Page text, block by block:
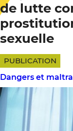
de lutte
sexuelle
PUBLICATION
Dangers et